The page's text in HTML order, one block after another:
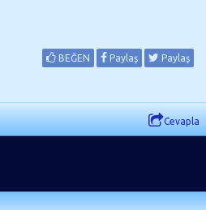
BEĞEN Paylaş Paylaş
Cevapla